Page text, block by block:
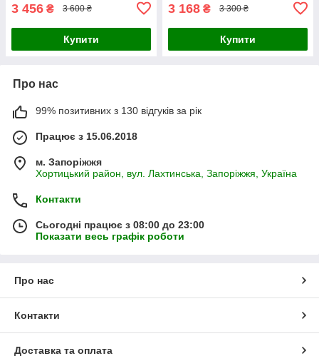
3 456 ₴ 3 600 ₴
Купити
3 168 ₴ 3 300 ₴
Купити
Про нас
99% позитивних з 130 відгуків за рік
Працює з 15.06.2018
м. Запоріжжя
Хортицький район, вул. Лахтинська, Запоріжжя, Україна
Контакти
Сьогодні працює з 08:00 до 23:00
Показати весь графік роботи
Про нас
Контакти
Доставка та оплата